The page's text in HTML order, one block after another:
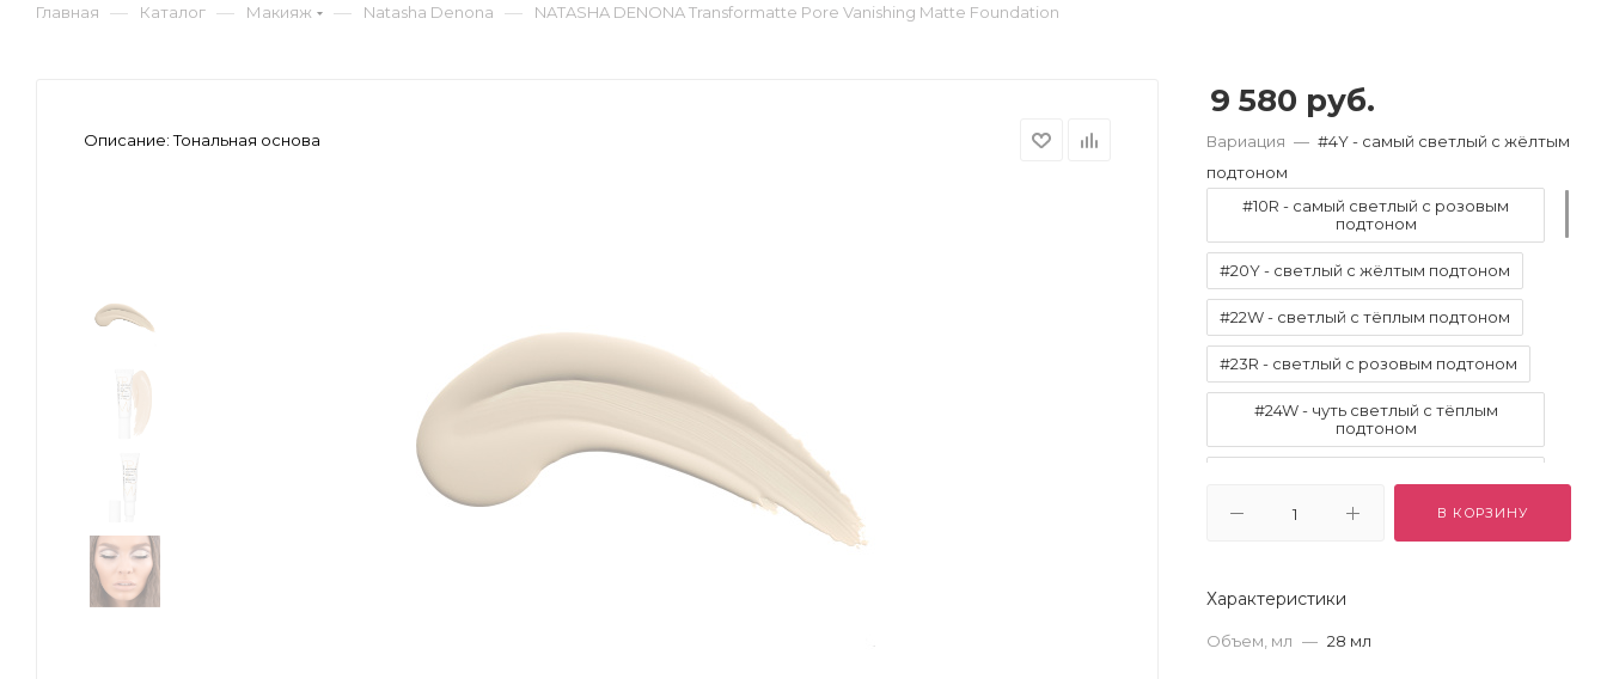
Главная — Каталог — Макияж — Natasha Denona — NATASHA DENONA Transformatte Pore Vanishing Matte Foundation
Описание:Тональная основа
9 580 руб.
Вариация — #4Y - самый светлый с жёлтым
подтоном
#10R - самый светлый с розовым
подтоном
#20Y - светлый с жёлтым подтоном
#22W - светлый с тёплым подтоном
#23R - светлый с розовым подтоном
#24W - чуть светлый с тёплым
подтоном
жёлтым подтоном
#26Y - чуть светлый с жёлтым
#27WY - светлый с тёпло-жёлтым
В КОРЗИНУ
Характеристики
Объем, мл — 28 мл